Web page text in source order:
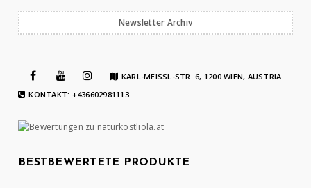
Newsletter Archiv
KARL-MEISSL-STR. 6, 1200 WIEN, AUSTRIA
KONTAKT: +436602981113
BESTBEWERTETE PRODUKTE